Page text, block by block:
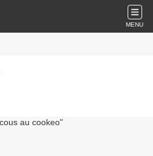
MENU